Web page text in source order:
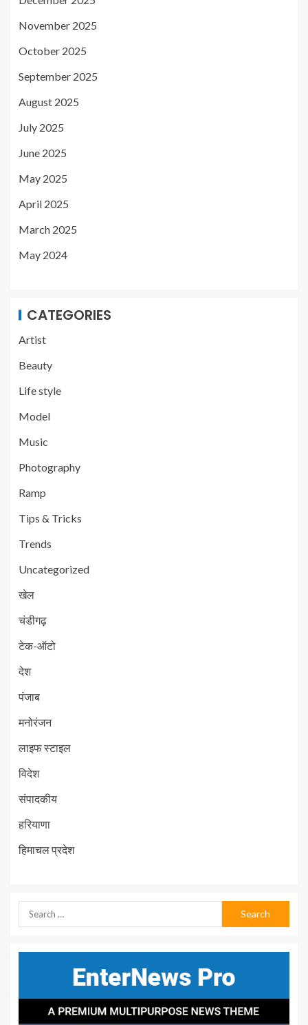
November 2025
October 2025
September 2025
August 2025
July 2025
June 2025
May 2025
April 2025
March 2025
May 2024
CATEGORIES
Artist
Beauty
Life style
Model
Music
Photography
Ramp
Tips & Tricks
Trends
Uncategorized
खेल
चंडीगढ़
टेक-ऑटो
देश
पंजाब
मनोरंजन
लाइफ स्टाइल
विदेश
संपादकीय
हरियाणा
हिमाचल प्रदेश